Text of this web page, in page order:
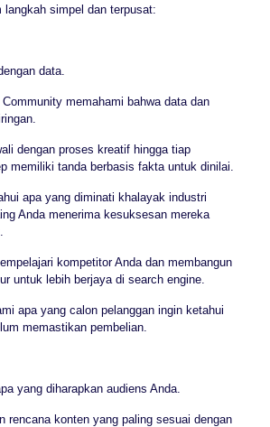
langkah simpel dan terpusat:
data.
memahami bahwa data dan
dengan proses kreatif hingga tiap
memiliki tanda berbasis fakta untuk dinilai.
apa yang diminati khalayak industri
Anda menerima kesuksesan mereka
kompetitor Anda dan membangun
untuk lebih berjaya di search engine.
apa yang calon pelanggan ingin ketahui
memastikan pembelian.
yang diharapkan audiens Anda.
rencana konten yang paling sesuai dengan